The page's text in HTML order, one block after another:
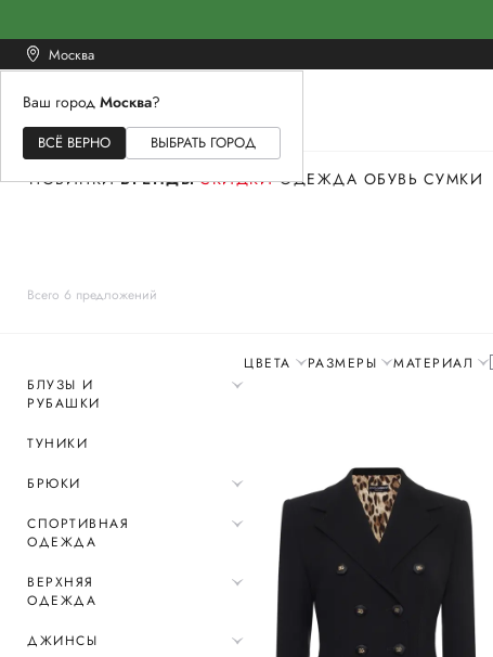
Москва
Ваш город Москва?
ВСЁ ВЕРНО ВЫБРАТЬ ГОРОД
ЖЕНСКОЕМУЖСКОЕ
НОВИНКИ БРЕНДЫ СКИДКИ ОДЕЖДА ОБУВЬ СУМКИ
Всего 6 предложений
БЛУЗЫ И
РУБАШКИ
ТУНИКИ
БРЮКИ
СПОРТИВНАЯ
ОДЕЖДА
ВЕРХНЯЯ
ОДЕЖДА
ДЖИНСЫ
ЦВЕТА РАЗМЕРЫ МАТЕРИАЛ